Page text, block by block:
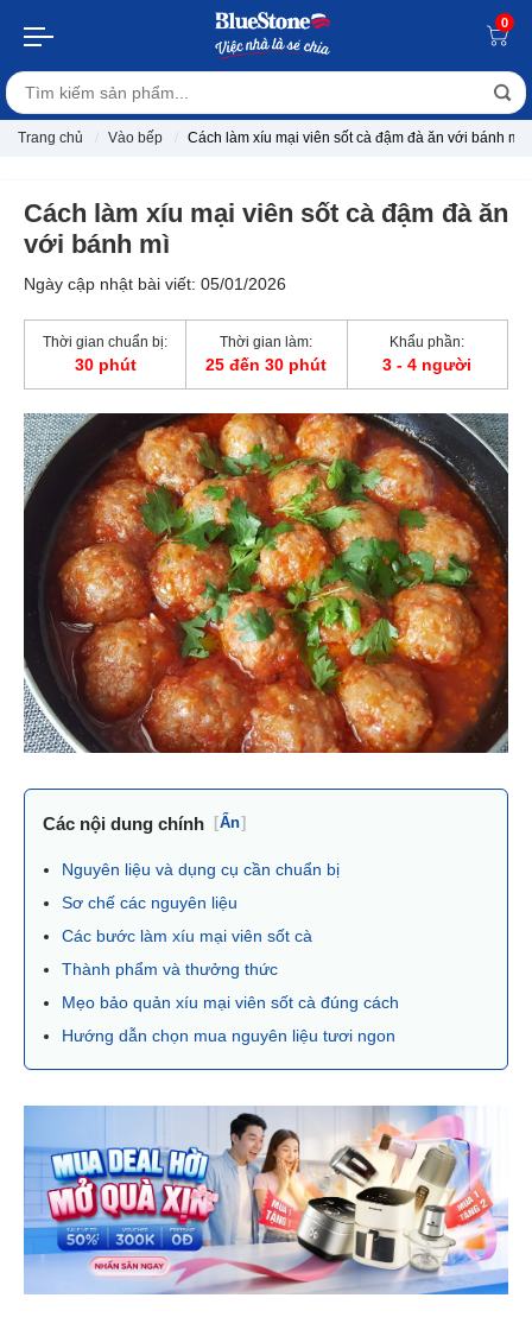
0
Trang chủ Vào bếp Cách làm xíu mại viên sốt cà đậm đà ăn với bánh mì
Cách làm xíu mại viên sốt cà đậm đà ăn
với bánh mì
Ngày cập nhật bài viết: 05/01/2026
Thời gian chuẩn bị:
30 phút
Thời gian làm:
25 đến 30 phút
Khẩu phần:
3 - 4 người
Các nội dung chính [Ẩn]
Nguyên liệu và dụng cụ cần chuẩn bị
Sơ chế các nguyên liệu
Các bước làm xíu mại viên sốt cà
Thành phẩm và thưởng thức
Mẹo bảo quản xíu mại viên sốt cà đúng cách
Hướng dẫn chọn mua nguyên liệu tươi ngon